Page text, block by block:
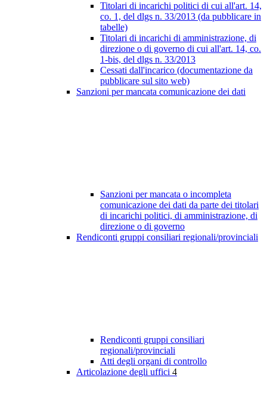
Titolari di incarichi politici di cui all'art. 14,
co. 1, del dlgs n. 33/2013 (da pubblicare in
tabelle)
Titolari di incarichi di amministrazione, di
direzione o di governo di cui all'art. 14, co.
1-bis, del dlgs n. 33/2013
Cessati dall'incarico (documentazione da
pubblicare sul sito web)
Sanzioni per mancata comunicazione dei dati
Sanzioni per mancata o incompleta
comunicazione dei dati da parte dei titolari
di incarichi politici, di amministrazione, di
direzione o di governo
Rendiconti gruppi consiliari regionali/provinciali
Rendiconti gruppi consiliari
regionali/provinciali
Atti degli organi di controllo
Articolazione degli uffici 4